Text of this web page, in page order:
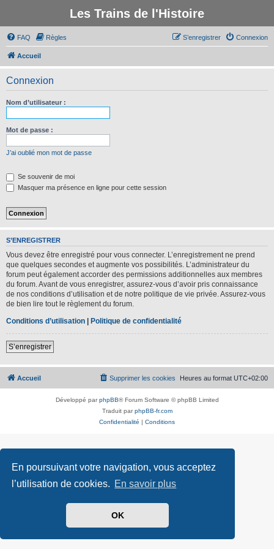
En poursuivant votre navigation, vous acceptez
l’utilisation de cookies. En savoir plus
OK
Les Trains de l'Histoire
FAQ Règles Connexion
S’enregistrer
Accueil
Connexion
Nom d’utilisateur :
Mot de passe :
J’ai oublié mon mot de passe
Se souvenir de moi
Masquer ma présence en ligne pour cette session
S’ENREGISTRER
Vous devez être enregistré pour vous connecter. L’enregistrement ne prend
que quelques secondes et augmente vos possibilités. L’administrateur du
forum peut également accorder des permissions additionnelles aux membres
du forum. Avant de vous enregistrer, assurez-vous d’avoir pris connaissance
de nos conditions d’utilisation et de notre politique de vie privée. Assurez-vous
de bien lire tout le règlement du forum.
Conditions d’utilisation | Politique de confidentialité
S’enregistrer
Accueil Heures au format UTC+02:00
Supprimer les cookies
Développé parphpBB® Forum Software © phpBB Limited
Traduit parphpBB-fr.com
Confidentialité | Conditions